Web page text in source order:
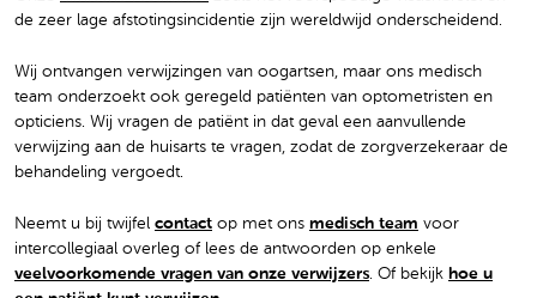
de zeer lage afstotingsincidentie zijn wereldwijd onderscheidend.
Wij ontvangen verwijzingen van oogartsen, maar ons medisch
team onderzoekt ook geregeld patiënten van optometristen en
opticiens. Wij vragen de patiënt in dat geval een aanvullende
verwijzing aan de huisarts te vragen, zodat de zorgverzekeraar de
behandeling vergoedt.
Neemt u bij twijfel contact op met ons medisch team voor
intercollegiaal overleg of lees de antwoorden op enkele
veelvoorkomende vragen van onze verwijzers . Of bekijk hoe u